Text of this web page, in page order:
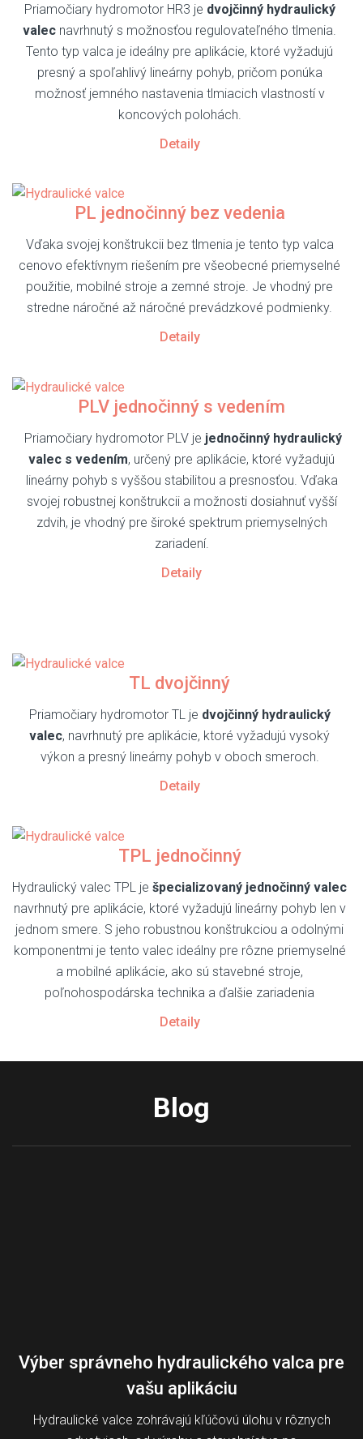
Priamočiary hydromotor HR3 je dvojčinný hydraulický
valec navrhnutý s možnosťou regulovateľného tlmenia.
Tento typ valca je ideálny pre aplikácie, ktoré vyžadujú
presný a spoľahlivý lineárny pohyb, pričom ponúka
možnosť jemného nastavenia tlmiacich vlastností v
koncových polohách.
Detaily
PL jednočinný bez vedenia
Vďaka svojej konštrukcii bez tlmenia je tento typ valca
cenovo efektívnym riešením pre všeobecné priemyselné
použitie, mobilné stroje a zemné stroje. Je vhodný pre
stredne náročné až náročné prevádzkové podmienky.
Detaily
PLV jednočinný s vedením
Priamočiary hydromotor PLV je jednočinný hydraulický
valec s vedením, určený pre aplikácie, ktoré vyžadujú
lineárny pohyb s vyššou stabilitou a presnosťou. Vďaka
svojej robustnej konštrukcii a možnosti dosiahnuť vyšší
zdvih, je vhodný pre široké spektrum priemyselných
zariadení.
Detaily
TL dvojčinný
Priamočiary hydromotor TL je dvojčinný hydraulický
valec, navrhnutý pre aplikácie, ktoré vyžadujú vysoký
výkon a presný lineárny pohyb v oboch smeroch.
Detaily
TPL jednočinný
Hydraulický valec TPL je špecializovaný jednočinný valec
navrhnutý pre aplikácie, ktoré vyžadujú lineárny pohyb len v
jednom smere. S jeho robustnou konštrukciou a odolnými
komponentmi je tento valec ideálny pre rôzne priemyselné
a mobilné aplikácie, ako sú stavebné stroje,
poľnohospodárska technika a ďalšie zariadenia
Detaily
Blog
Výber správneho hydraulického valca pre
vašu aplikáciu
Hydraulické valce zohrávajú kľúčovú úlohu v rôznych